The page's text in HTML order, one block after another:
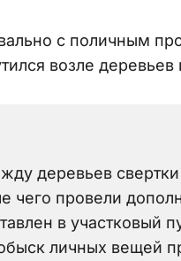
с поличным
возле деревьев
деревьев
чего провели
в участковый
личных вещей